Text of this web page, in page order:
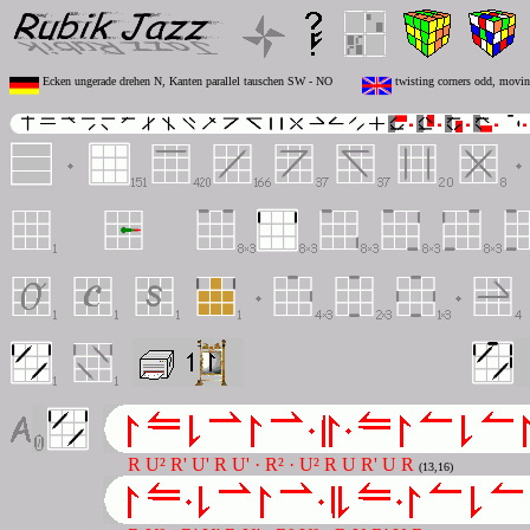
Ecken ungerade drehen N, Kanten parallel tauschen SW - NO twisting corners odd,
R U² R' U' R U' · R² · U² R U R' U R (13,16)